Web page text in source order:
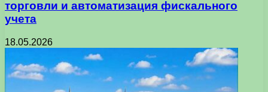
торговли и автоматизация фискального
учета
18.05.2026